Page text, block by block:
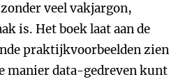
veel vakjargon,
is. Het boek laat aan de
praktijkvoorbeelden zien
manier data-gedreven kunt